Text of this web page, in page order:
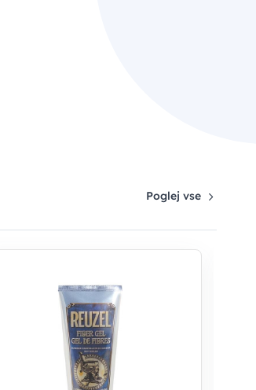
Poglej vse